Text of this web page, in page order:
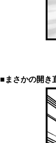
■まさかの開き